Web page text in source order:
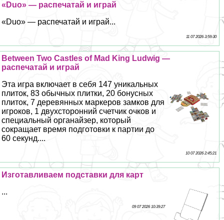
«Duo» — распечатай и играй
«Duo» — распечатай и играй...
11 07 2026 3:59:30
Between Two Castles of Mad King Ludwig —
распечатай и играй
Эта игра включает в себя 147 уникальных
плиток, 83 обычных плитки, 20 бонусных
плиток, 7 деревянных маркеров замков для
игроков, 1 двухсторонний счетчик очков и
специальный органайзер, который
сокращает время подготовки к партии до
60 секунд....
10 07 2026 2:45:21
Изготавливаем подставки для карт
...
09 07 2026 10:39:27